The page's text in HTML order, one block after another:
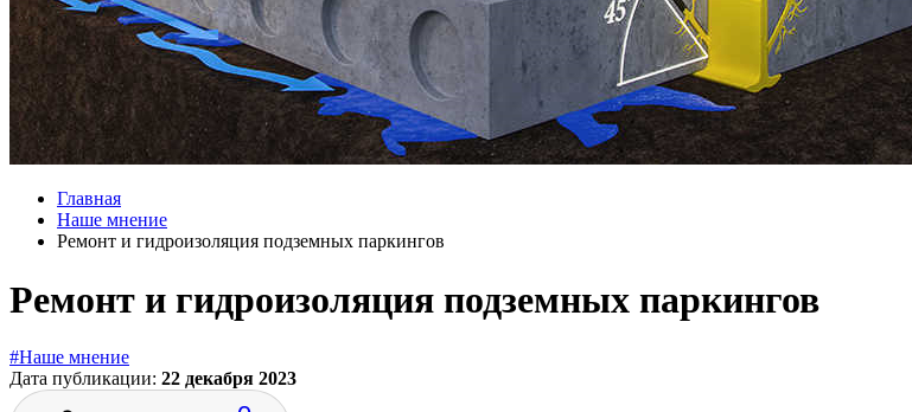
Главная
Наше мнение
Ремонт и гидроизоляция подземных паркингов
Ремонт и гидроизоляция подземных паркингов
#Наше мнение
Дата публикации: 22 декабря 2023